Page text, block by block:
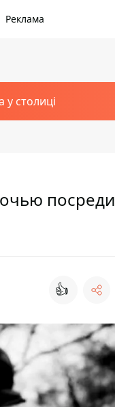
Реклама
у столиці
посреди
👍